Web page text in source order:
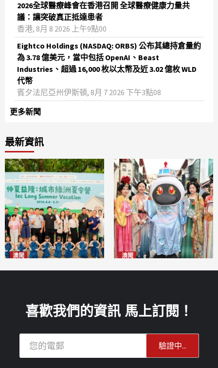
2026全球醫療峰會在香港召開 全球醫療健康力量共
議：讓突破真正抵達患者
香港, 8月 8 2026 上午9點00
Eightco Holdings (NASDAQ: ORBS) 公布其總持倉量約
為 3.78 億美元，當中包括 OpenAI、Beast
Industries、超過 16,000 枚以太幣及近 3.02 億枚 WLD
代幣
賓夕法尼亞州伊斯頓, 8月 7 2026 下午3點08
更多新聞
最新資訊
澳聞
2026-08-09
澳聞
喜歡我們的資訊 馬上訂閱！